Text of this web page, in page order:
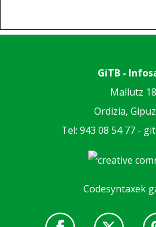
GiTB -
Mallutz 18
Ordizia,
Tel: 943 08 54 77 -
Codesyntaxek